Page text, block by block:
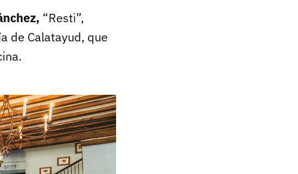
“Resti”,
de Calatayud, que